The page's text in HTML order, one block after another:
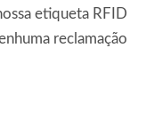
etiqueta RFID
reclamação